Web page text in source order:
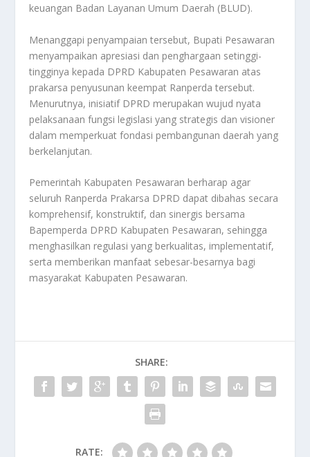
keuangan Badan Layanan Umum Daerah (BLUD).
Menanggapi penyampaian tersebut, Bupati Pesawaran
menyampaikan apresiasi dan penghargaan setinggi-
tingginya kepada DPRD Kabupaten Pesawaran atas
prakarsa penyusunan keempat Ranperda tersebut.
Menurutnya, inisiatif DPRD merupakan wujud nyata
pelaksanaan fungsi legislasi yang strategis dan visioner
dalam memperkuat fondasi pembangunan daerah yang
berkelanjutan.
Pemerintah Kabupaten Pesawaran berharap agar
seluruh Ranperda Prakarsa DPRD dapat dibahas secara
komprehensif, konstruktif, dan sinergis bersama
Bapemperda DPRD Kabupaten Pesawaran, sehingga
menghasilkan regulasi yang berkualitas, implementatif,
serta memberikan manfaat sebesar-besarnya bagi
masyarakat Kabupaten Pesawaran.
SHARE:
RATE: